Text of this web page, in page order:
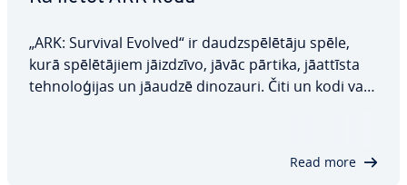
„ARK: Survival Evolved“ ir daudzspē­lē­tā­ju spēle,
kurā spē­lē­tā­jiem jāizdzīvo, jāvāc pārtika, jāattīsta
teh­no­lo­ģi­jas un jāaudzē dinozauri. Čiti un kodi var
Read more